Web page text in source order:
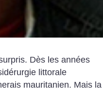
Dès les années
littorale
mauritanien. Mais la